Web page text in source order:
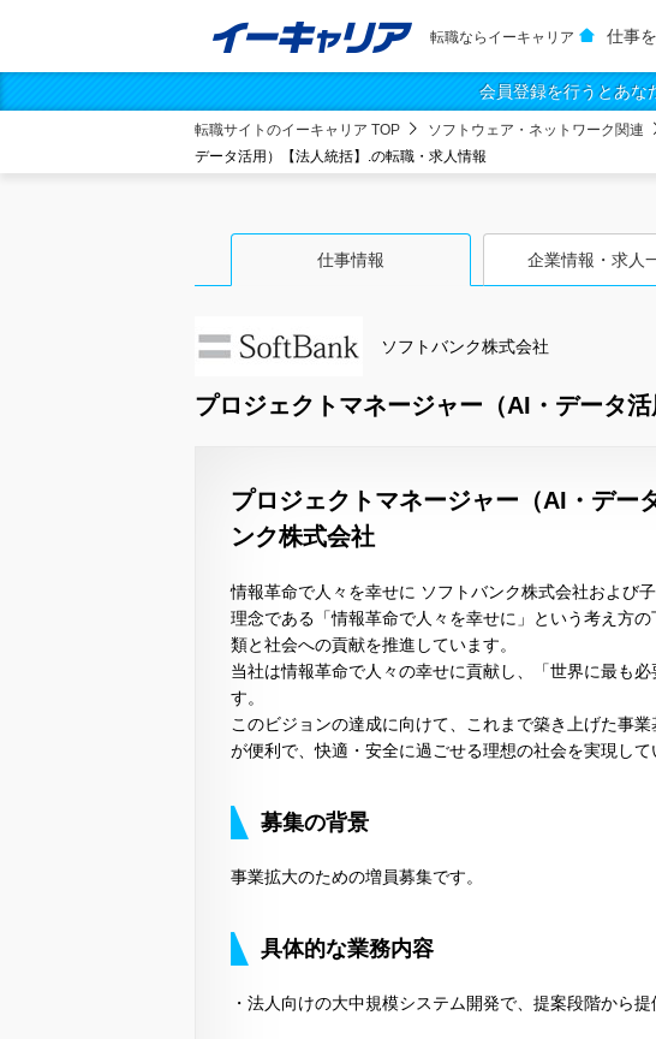
転職ならイーキャリア 仕事
会員登録を行うとあな
転職サイトのイーキャリア TOP ソフトウェア・ネットワーク関連
データ活用）【法人統括】.の転職・求人情報
仕事情報 企業情報・求人
ソフトバンク株式会社
プロジェクトマネージャー（AI・データ
プロジェクトマネージャー（AI・デー
ンク株式会社
情報革命で人々を幸せに ソフトバンク株式会社および
理念である「情報革命で人々を幸せに」という考え方
類と社会への貢献を推進しています。
当社は情報革命で人々の幸せに貢献し、「世界に最も
す。
このビジョンの達成に向けて、これまで築き上げた事
が便利で、快適・安全に過ごせる理想の社会を実現して
募集の背景
事業拡大のための増員募集です。
具体的な業務内容
・法人向けの大中規模システム開発で、提案段階から提